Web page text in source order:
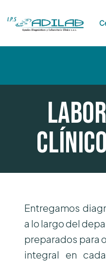
Entregamos
a lo largo del
preparados para
integral en